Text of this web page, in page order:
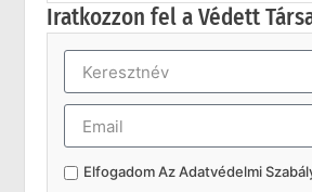
Iratkozzon fel a Védett
Elfogadom AzAdatvédelmi